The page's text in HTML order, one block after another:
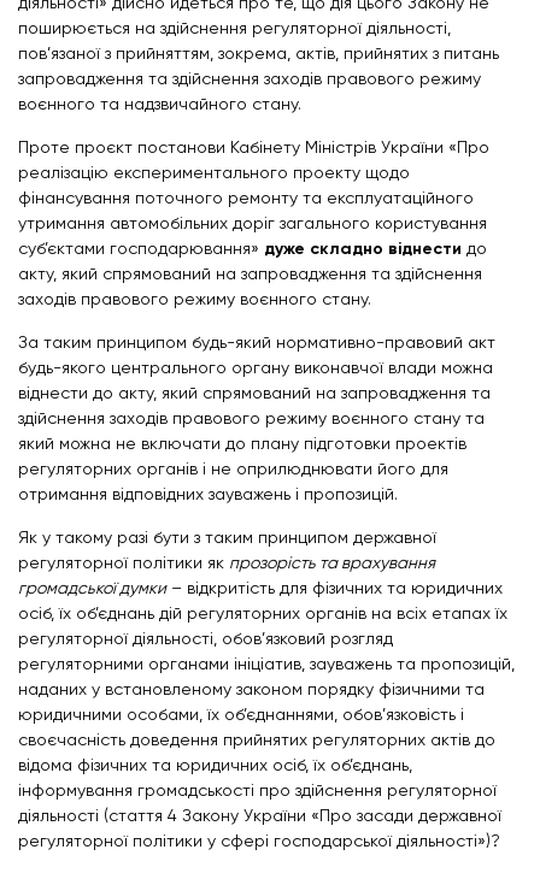
поширюється на здійснення регуляторної діяльності,
пов’язаної з прийняттям, зокрема, актів, прийнятих з питань
запровадження та здійснення заходів правового режиму
воєнного та надзвичайного стану.
Проте проєкт постанови Кабінету Міністрів України «Про
реалізацію експериментального проекту щодо
фінансування поточного ремонту та експлуатаційного
утримання автомобільних доріг загального користування
суб’єктами господарювання» дуже складно віднести до
акту, який спрямований на запровадження та здійснення
заходів правового режиму воєнного стану.
За таким принципом будь-який нормативно-правовий акт
будь-якого центрального органу виконавчої влади можна
віднести до акту, який спрямований на запровадження та
здійснення заходів правового режиму воєнного стану та
який можна не включати до плану підготовки проектів
регуляторних органів і не оприлюднювати його для
отримання відповідних зауважень і пропозицій.
Як у такому разі бути з таким принципом державної
регуляторної політики як прозорість та врахування
громадської думки– відкритість для фізичних та юридичних
осіб, їх об’єднань дій регуляторних органів на всіх етапах їх
регуляторної діяльності, обов’язковий розгляд
регуляторними органами ініціатив, зауважень та пропозицій,
наданих у встановленому законом порядку фізичними та
юридичними особами, їх об’єднаннями, обов’язковість і
своєчасність доведення прийнятих регуляторних актів до
відома фізичних та юридичних осіб, їх об’єднань,
інформування громадськості про здійснення регуляторної
діяльності (стаття 4 Закону України «Про засади державної
регуляторної політики у сфері господарської діяльності»)?